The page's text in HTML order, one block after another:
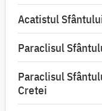
Acatistul
Paraclisul
Paraclisul
Cretei